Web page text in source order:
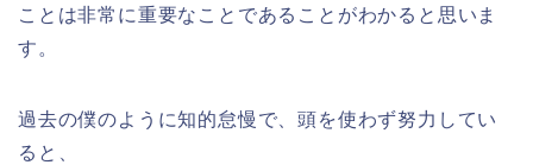
ことは非常に重要なことであることがわかると思いま
す。
過去の僕のように知的怠慢で、頭を使わず努力してい
ると、